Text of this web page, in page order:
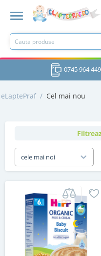
0745 964 449
eLaptePraf / Cel mai nou
cele mai noi